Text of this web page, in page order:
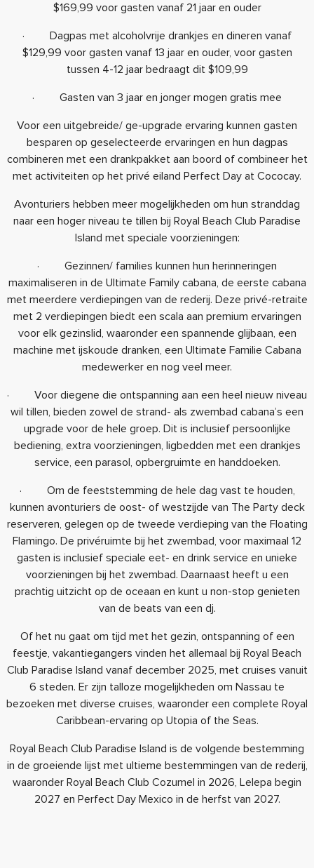
$169,99 voor gasten vanaf 21 jaar en ouder
· Dagpas met alcoholvrije drankjes en dineren vanaf
$129,99 voor gasten vanaf 13 jaar en ouder, voor gasten
tussen 4-12 jaar bedraagt dit $109,99
· Gasten van 3 jaar en jonger mogen gratis mee
Voor een uitgebreide/ ge-upgrade ervaring kunnen gasten
besparen op geselecteerde ervaringen en hun dagpas
combineren met een drankpakket aan boord of combineer het
met activiteiten op het privé eiland Perfect Day at Cococay.
Avonturiers hebben meer mogelijkheden om hun stranddag
naar een hoger niveau te tillen bij Royal Beach Club Paradise
Island met speciale voorzieningen:
· Gezinnen/ families kunnen hun herinneringen
maximaliseren in de Ultimate Family cabana, de eerste cabana
met meerdere verdiepingen van de rederij. Deze privé-retraite
met 2 verdiepingen biedt een scala aan premium ervaringen
voor elk gezinslid, waaronder een spannende glijbaan, een
machine met ijskoude dranken, een Ultimate Familie Cabana
medewerker en nog veel meer.
· Voor diegene die ontspanning aan een heel nieuw niveau
wil tillen, bieden zowel de strand- als zwembad cabana’s een
upgrade voor de hele groep. Dit is inclusief persoonlijke
bediening, extra voorzieningen, ligbedden met een drankjes
service, een parasol, opbergruimte en handdoeken.
· Om de feeststemming de hele dag vast te houden,
kunnen avonturiers de oost- of westzijde van The Party deck
reserveren, gelegen op de tweede verdieping van the Floating
Flamingo. De privéruimte bij het zwembad, voor maximaal 12
gasten is inclusief speciale eet- en drink service en unieke
voorzieningen bij het zwembad. Daarnaast heeft u een
prachtig uitzicht op de oceaan en kunt u non-stop genieten
van de beats van een dj.
Of het nu gaat om tijd met het gezin, ontspanning of een
feestje, vakantiegangers vinden het allemaal bij Royal Beach
Club Paradise Island vanaf december 2025, met cruises vanuit
6 steden. Er zijn talloze mogelijkheden om Nassau te
bezoeken met diverse cruises, waaronder een complete Royal
Caribbean-ervaring op Utopia of the Seas.
Royal Beach Club Paradise Island is de volgende bestemming
in de groeiende lijst met ultieme bestemmingen van de rederij,
waaronder Royal Beach Club Cozumel in 2026, Lelepa begin
2027 en Perfect Day Mexico in de herfst van 2027.